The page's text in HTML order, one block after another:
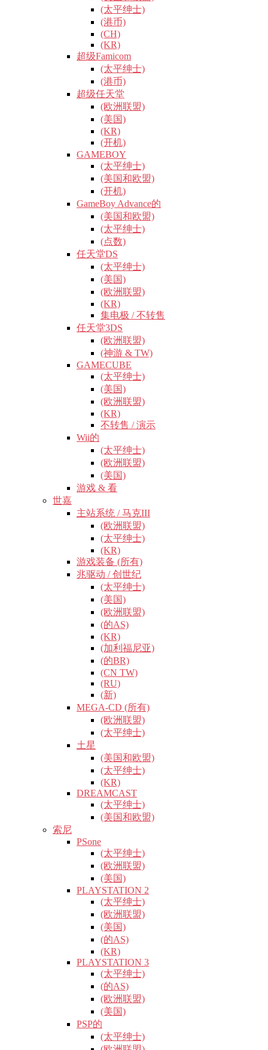
(太平绅士)
(港币)
(CH)
(KR)
超级Famicom
(太平绅士)
(港币)
超级任天堂
(欧洲联盟)
(美国)
(KR)
(开机)
GAMEBOY
(太平绅士)
(美国和欧盟)
(开机)
GameBoy Advance的
(美国和欧盟)
(太平绅士)
(点数)
任天堂DS
(太平绅士)
(美国)
(欧洲联盟)
(KR)
集电极 / 不转售
任天堂3DS
(欧洲联盟)
(神游 & TW)
GAMECUBE
(太平绅士)
(美国)
(欧洲联盟)
(KR)
不转售 / 演示
Wii的
(太平绅士)
(欧洲联盟)
(美国)
游戏 & 看
世嘉
主站系统 / 马克III
(欧洲联盟)
(太平绅士)
(KR)
游戏装备 (所有)
兆驱动 / 创世纪
(太平绅士)
(美国)
(欧洲联盟)
(的AS)
(KR)
(加利福尼亚)
(的BR)
(CN TW)
(RU)
(新)
MEGA-CD (所有)
(欧洲联盟)
(太平绅士)
土星
(美国和欧盟)
(太平绅士)
(KR)
DREAMCAST
(太平绅士)
(美国和欧盟)
索尼
PSone
(太平绅士)
(欧洲联盟)
(美国)
PLAYSTATION 2
(太平绅士)
(欧洲联盟)
(美国)
(的AS)
(KR)
PLAYSTATION 3
(太平绅士)
(的AS)
(欧洲联盟)
(美国)
PSP的
(太平绅士)